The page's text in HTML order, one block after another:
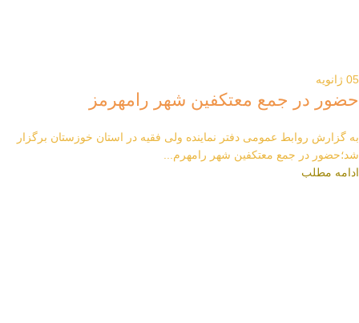
05 ژانویه
حضور در جمع معتکفین شهر رامهرمز
به گزارش روابط عمومی دفتر نماینده ولی فقیه در استان خوزستان برگزار
شد؛حضور در جمع معتکفین شهر رامهرم...
ادامه مطلب